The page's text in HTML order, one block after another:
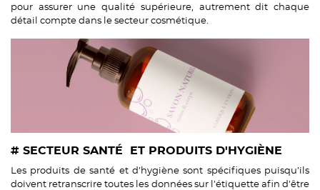
pour assurer une qualité supérieure, autrement dit chaque
détail compte dans le secteur cosmétique.
# SECTEUR SANTÉ ET PRODUITS D'HYGIÈNE
Les produits de santé et d’hygiène sont spécifiques puisqu’ils
doivent retranscrire toutes les données sur l’étiquette afin d’être